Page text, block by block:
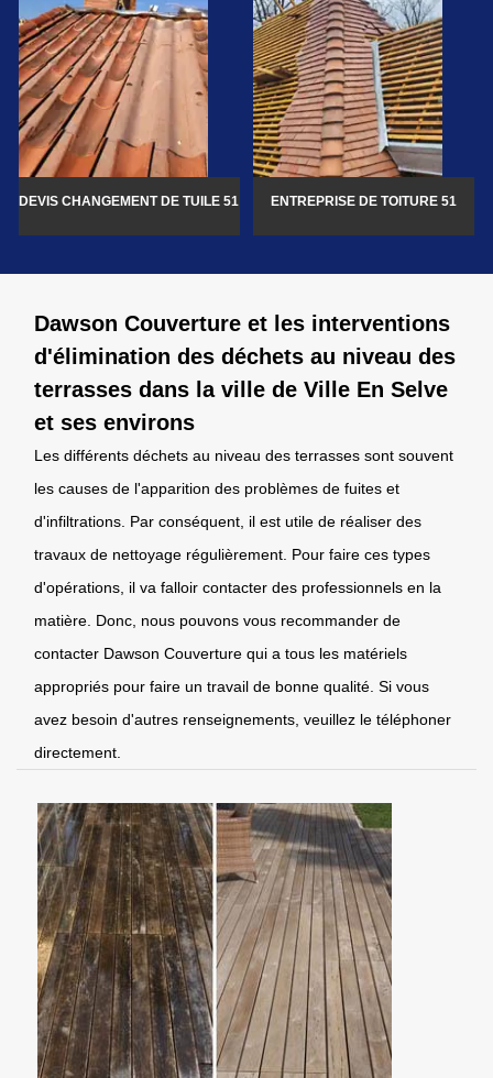
DEVIS CHANGEMENT DE TUILE 51 ENTREPRISE DE TOITURE 51
Dawson Couverture et les interventions
d'élimination des déchets au niveau des
terrasses dans la ville de Ville En Selve
et ses environs
Les différents déchets au niveau des terrasses sont souvent
les causes de l'apparition des problèmes de fuites et
d'infiltrations. Par conséquent, il est utile de réaliser des
travaux de nettoyage régulièrement. Pour faire ces types
d'opérations, il va falloir contacter des professionnels en la
matière. Donc, nous pouvons vous recommander de
contacter Dawson Couverture qui a tous les matériels
appropriés pour faire un travail de bonne qualité. Si vous
avez besoin d'autres renseignements, veuillez le téléphoner
directement.